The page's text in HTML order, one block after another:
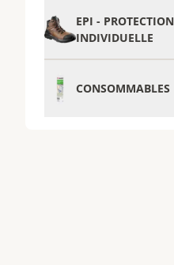
EPI - PROTECTION
INDIVIDUELLE
CONSOMMABLES